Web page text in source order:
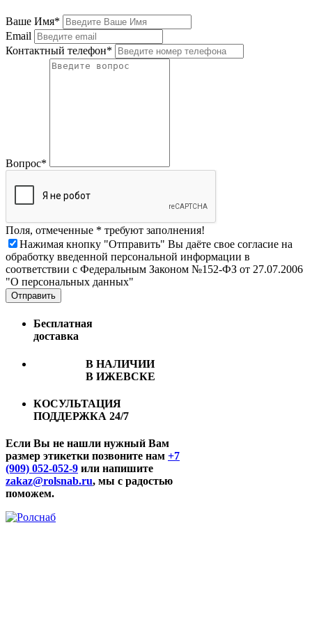
Ваше Имя*
Email
Контактный телефон*
Вопрос*
Поля, отмеченные * требуют заполнения!
Нажимая кнопку "Отправить" Вы даёте свое согласие на
обработку введенной персональной информации в
соответствии с Федеральным Законом №152-ФЗ от 27.07.2006
"О персональных данных"
Отправить
Бесплатная
доставка
В НАЛИЧИИ
В ИЖЕВСКЕ
КОСУЛЬТАЦИЯ
ПОДДЕРЖКА 24/7
Если Вы не нашли нужный Вам
размер этикетки позвоните нам +7
(909) 052-052-9 или напишите
zakaz@rolsnab.ru, мы с радостью
поможем.